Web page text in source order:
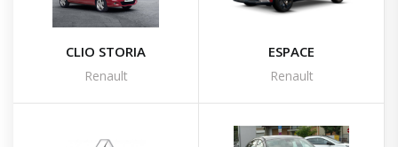
CLIO STORIA
Renault
ESPACE
Renault